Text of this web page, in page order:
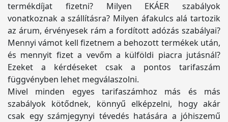
termékdíjat fizetni? Milyen EKÁER szabályok
vonatkoznak a szállításra? Milyen áfakulcs alá tartozik
az árum, érvényesek rám a fordított adózás szabályai?
Mennyi vámot kell fizetnem a behozott termékek után,
és mennyit fizet a vevőm a külföldi piacra jutásnál?
Ezeket a kérdéseket csak a pontos tarifaszám
függvényben lehet megválaszolni.
Mivel minden egyes tarifaszámhoz más és más
szabályok kötődnek, könnyű elképzelni, hogy akár
csak egy számjegynyi tévedés hatására a jóhiszemű